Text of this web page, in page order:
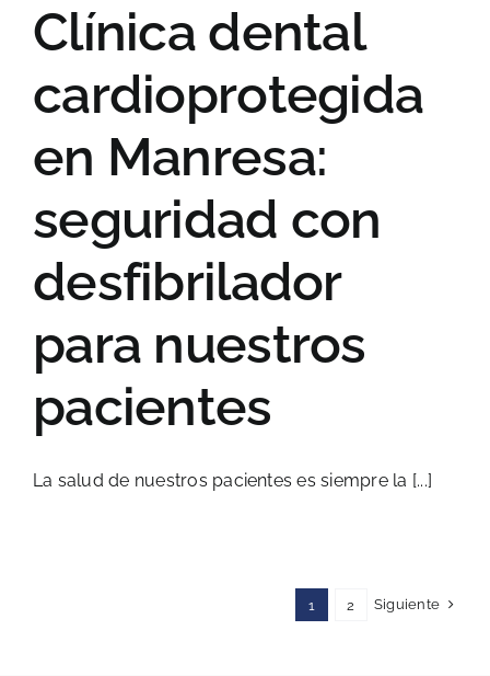
Clínica dental
cardioprotegida
en Manresa:
seguridad con
desfibrilador
para nuestros
pacientes
La salud de nuestros pacientes es siempre la [...]
1 2 Siguiente